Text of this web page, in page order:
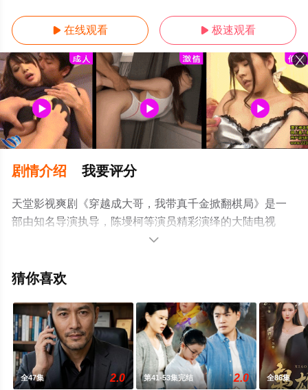
 在线观看  极速观看
剧情介绍 我要评分
天堂影视爽剧《穿越成大哥，我带真千金掀翻棋局》是一
部由知名导演执导，陈墁柯等演员精彩演绎的大陆电视
剧，大结局剧情已揭晓（全80集），手机免费观看高清未
移步至豆瓣电视剧、电视猫或剧情网等平台了解。

猜你喜欢
全47集 2.0 第41-53集完结 2.0 全86集